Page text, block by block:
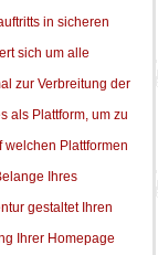
in sicheren
sich um alle
zur Verbreitung der
als Plattform, um zu
Plattformen
Ihres
gestaltet Ihren
Ihrer Homepage